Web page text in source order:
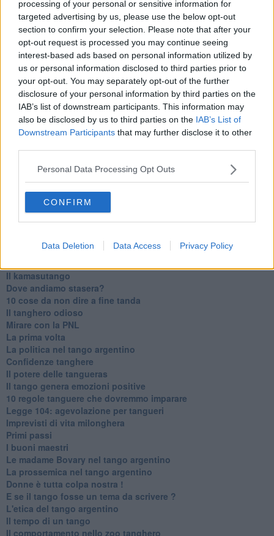
processing of your personal or sensitive information for
targeted advertising by us, please use the below opt-out
section to confirm your selection. Please note that after your
opt-out request is processed you may continue seeing
interest-based ads based on personal information utilized by
us or personal information disclosed to third parties prior to
your opt-out. You may separately opt-out of the further
disclosure of your personal information by third parties on the
IAB’s list of downstream participants. This information may
also be disclosed by us to third parties on the IAB’s List of
Downstream Participants that may further disclose it to other
Personal Data Processing Opt Outs
CONFIRM
Data Deletion Data Access Privacy Policy
stato lavato da Ava. L’augurio è di non aver più bisogno di farci
lavare da
Mira Lanza
ma di pulirci da soli.
Maria Caruso
Se vuoi leggere le notizie principali della Toscana iscriviti alla
Newsletter QUInews - ToscanaMedia.Arriva gratis tutti i giorni
alle 20:00 direttamente nella tua casella di posta.
Basta cliccareQUI
Ti potrebbe interessare anche:
Articoli dal Blog “Parole milonguere” di Maria Caruso
Diario di una tanghera
Il tanguero che entra in pista
Sedotti e abbandonati nel tango argentino
Il kamasutango
Dove andiamo stasera?
10 cose da non dire a fine tanda
Il tanghero odioso
Mirare con la PNL
La prima volta
La politica nel tango argentino
Confidenze tanghere
Il potere delle tangueras
Il tango genera emozioni positive
10 regole tanguere che dovremmo imparare
Legge 104: agevolazione per tangueri
Imprevisti di vita milonghera
Primi passi
I buoni maestri
Le madame Bovary nel tango argentino
La prossemica nel tango argentino
Donne è tutta colpa nostra !
E se il tango fosse un tema da scrivere ?
L'etica del tango argentino
Il tempo di un tango
Il comportamento nello zoo tanghero